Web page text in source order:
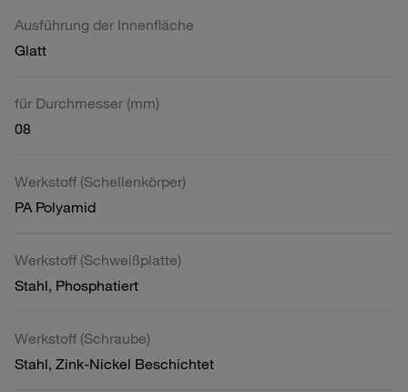
Ausführung der Innenfläche
Glatt
für Durchmesser (mm)
08
Werkstoff (Schellenkörper)
PA Polyamid
Werkstoff (Schweißplatte)
Stahl, Phosphatiert
Werkstoff (Schraube)
Stahl, Zink-Nickel Beschichtet